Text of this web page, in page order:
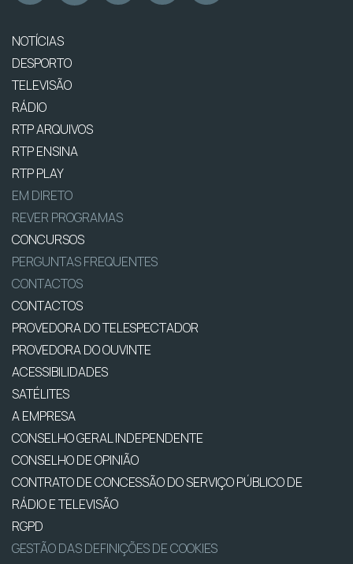
NOTÍCIAS
DESPORTO
TELEVISÃO
RÁDIO
RTP ARQUIVOS
RTP ENSINA
RTP PLAY
EM DIRETO
REVER PROGRAMAS
CONCURSOS
PERGUNTAS FREQUENTES
CONTACTOS
CONTACTOS
PROVEDORA DO TELESPECTADOR
PROVEDORA DO OUVINTE
ACESSIBILIDADES
SATÉLITES
A EMPRESA
CONSELHO GERAL INDEPENDENTE
CONSELHO DE OPINIÃO
CONTRATO DE CONCESSÃO DO SERVIÇO PÚBLICO DE
RÁDIO E TELEVISÃO
RGPD
GESTÃO DAS DEFINIÇÕES DE COOKIES